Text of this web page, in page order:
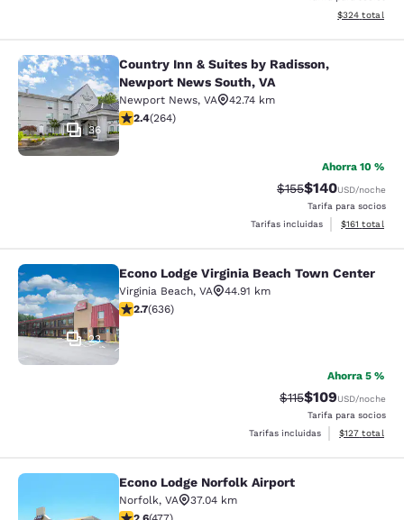
Ver detalles
$324 total
Country Inn & Suites by Radisson,
36
Country Inn & Suites by Radisson,
Newport News South, VA
Newport News, VA
42.74 km
calificación de 2.38 estrellas. Feria. 264 reseñas
2.4(264)
Ahorra 10 %
Precio tachado:
$155Precio con
$140USD/noche
Tarifa para socios
Tarifas incluidas
Ver detalles
$161 total
Econo Lodge Virginia Beach Town
23
Econo Lodge Virginia Beach Town Center
Virginia Beach, VA
44.91 km
calificación de 2.71 estrellas. Feria. 636 reseñas
2.7(636)
Ahorra 5 %
Precio tachado:
$115Precio con
$109USD/noche
Tarifa para socios
Tarifas incluidas
Ver detalles
$127 total
Econo Lodge Norfolk Airport
Econo Lodge Norfolk Airport
Norfolk, VA
37.04 km
calificación de 2.61 estrellas. Feria. 477 reseñas